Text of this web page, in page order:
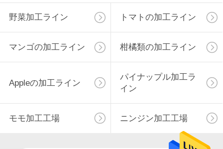
連
絡
し
さ
い
野菜加工ライン トマトの加工ライン
マンゴの加工ライン 柑橘類の加工ライン
Appleの加工ライン
パイナップル加工ラ
イン
モモ加工工場 ニンジン加工工場